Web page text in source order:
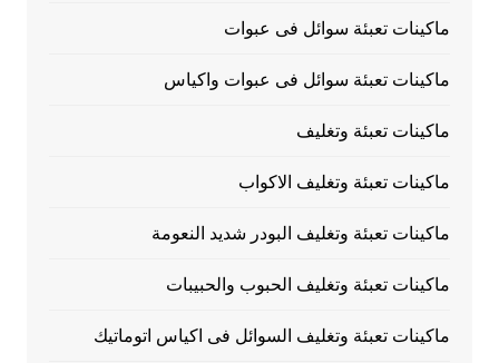
ماكينات تعبئة سوائل فى عبوات
ماكينات تعبئة سوائل فى عبوات واكياس
ماكينات تعبئة وتغليف
ماكينات تعبئة وتغليف الاكواب
ماكينات تعبئة وتغليف البودر شديد النعومة
ماكينات تعبئة وتغليف الحبوب والحبيبات
ماكينات تعبئة وتغليف السوائل فى اكياس اتوماتيك